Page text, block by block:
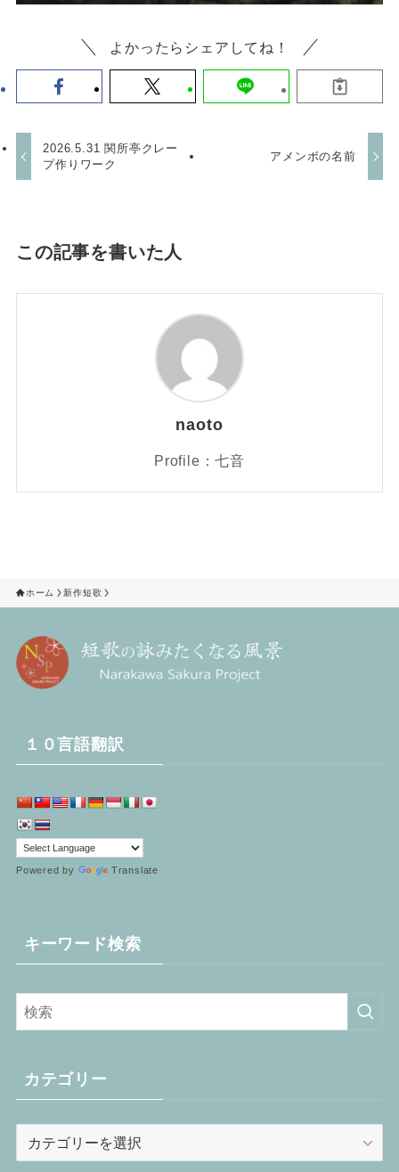
よかったらシェアしてね！
2026.5.31 関所亭クレー
プ作りワーク
アメンボの名前
この記事を書いた人
naoto
Profile：七音
ホーム 新作短歌
１０言語翻訳
Powered by Translate
キーワード検索
カテゴリー